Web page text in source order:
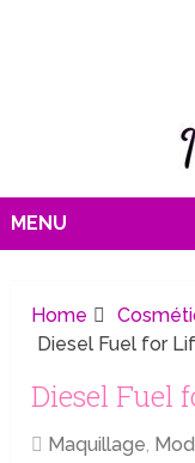
MENU
Home
Diesel Fuel for
Diesel Fuel
Maquillage,